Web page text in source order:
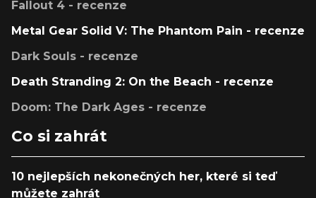
Fallout 4 - recenze
Metal Gear Solid V: The Phantom Pain - recenze
Dark Souls - recenze
Death Stranding 2: On the Beach - recenze
Doom: The Dark Ages - recenze
Co si zahrát
10 nejlepších nekonečných her, které si teď
můžete zahrát